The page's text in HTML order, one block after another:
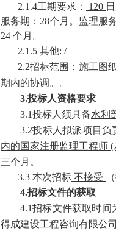
2.1.4工期要求：
120
服务期：28个月。监理服
24 个月。
2.1.5 其他: /
2.2招标范围： 施工图
期内的协调。。
3.投标人资格要求
3.1投标人须具备水利
3.2投标人拟派项目负
内的国家注册监理工程师
三个月。
3.3 本次招标 不接受
4.招标文件的获取
4.1招标文件获取时间
得成建设工程咨询有限公